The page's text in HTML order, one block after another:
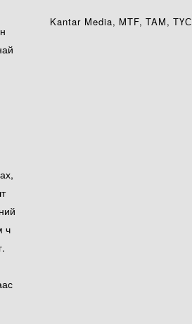
ч
Kantar Media MTF TAM ТҮС